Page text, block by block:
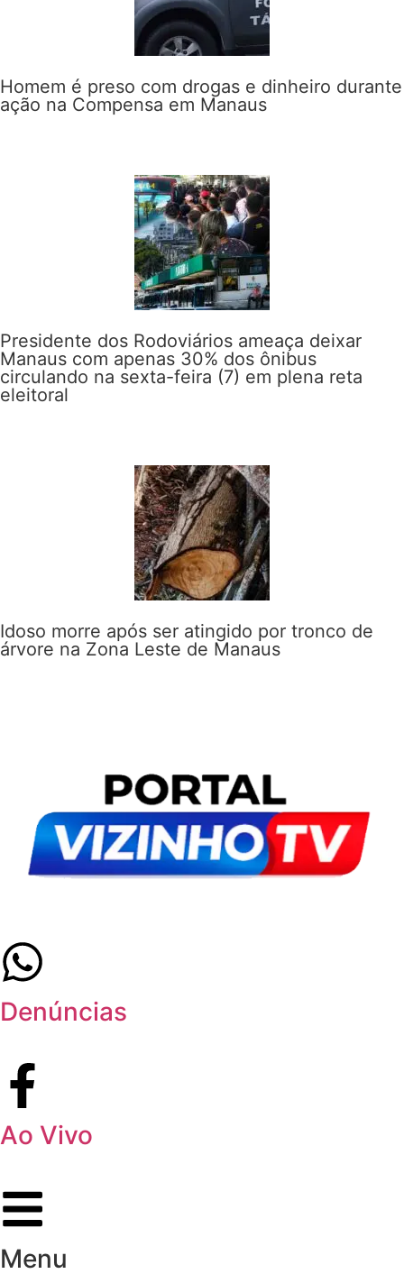
Homem é preso com drogas e dinheiro durante
ação na Compensa em Manaus
Presidente dos Rodoviários ameaça deixar
Manaus com apenas 30% dos ônibus
circulando na sexta-feira (7) em plena reta
eleitoral
Idoso morre após ser atingido por tronco de
árvore na Zona Leste de Manaus
Denúncias
Ao Vivo
Menu